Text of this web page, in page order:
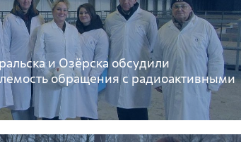
и Озёрска обсудили
обращения с радиоактивными